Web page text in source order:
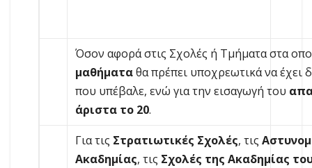
Όσον αφορά στις Σχολές ή Τμήματα στα
μαθήματαθα πρέπει υποχρεωτικά να
που υπέβαλε, ενώ για την εισαγωγή του
άριστα το 20.
Για τις Στρατιωτικές Σχολές, τις
Ακαδημίας, τις Σχολές της Ακαδημίας